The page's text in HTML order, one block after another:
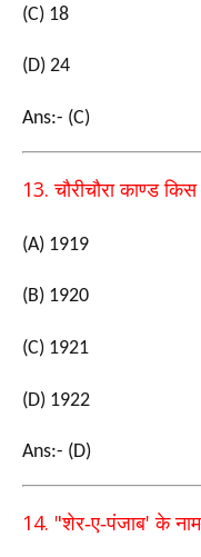
(C) 18
(D) 24
Ans:- (C)
13.चौरीचौरा काण्ड
(A) 1919
(B) 1920
(C) 1921
(D) 1922
Ans:- (D)
14. "शेर-ए-पंजाब'के